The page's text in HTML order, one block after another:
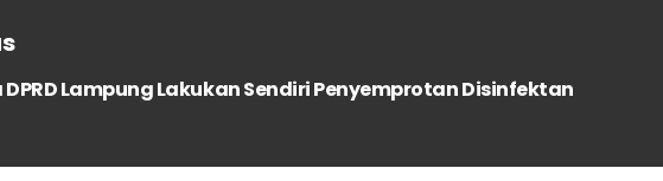
Lampung Lakukan Sendiri Penyemprotan Disinfektan